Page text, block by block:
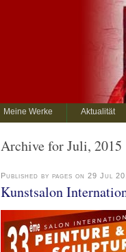
Meine Werke Aktualität
Archive for Juli, 2015
Published by pages on 29 Jul
Kunstsalon